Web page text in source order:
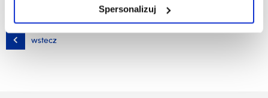
Spersonalizuj
Serdecznie zapraszamy!
wstecz